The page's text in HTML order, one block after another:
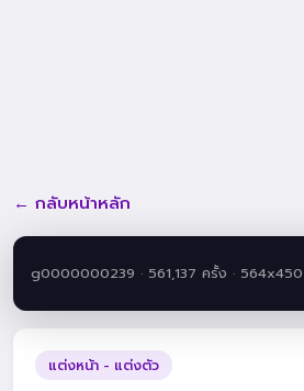
← กลับหน้าหลัก
g0000000239 · 561,137 ครั้ง · 564x450
แต่งหน้า - แต่งตัว